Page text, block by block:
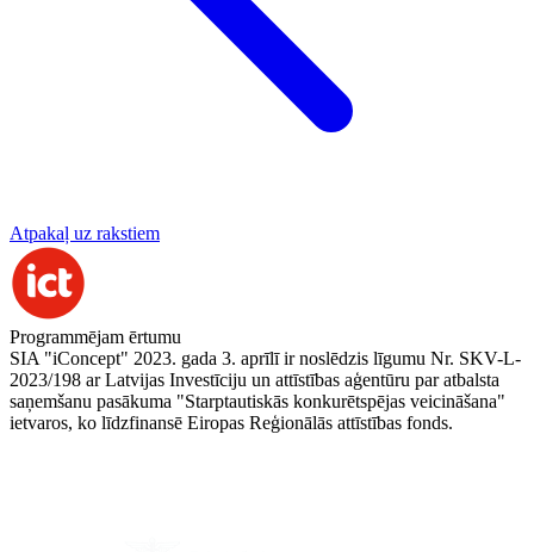
Atpakaļ uz rakstiem
Programmējam ērtumu
SIA "iConcept" 2023. gada 3. aprīlī ir noslēdzis līgumu Nr. SKV-L-
2023/198 ar Latvijas Investīciju un attīstības aģentūru par atbalsta
saņemšanu pasākuma "Starptautiskās konkurētspējas veicināšana"
ietvaros, ko līdzfinansē Eiropas Reģionālās attīstības fonds.